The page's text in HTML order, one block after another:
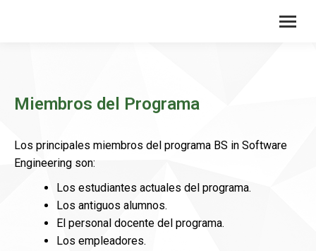
Miembros del Programa
Los principales miembros del programa BS in Software
Engineering son:
Los estudiantes actuales del programa.
Los antiguos alumnos.
El personal docente del programa.
Los empleadores.